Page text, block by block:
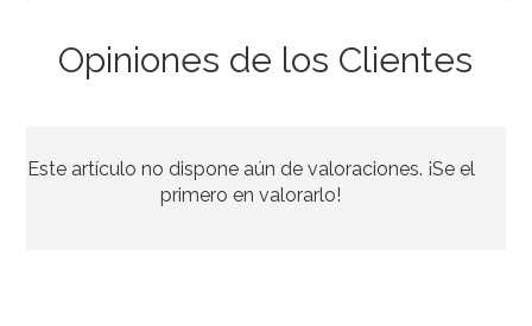
37,95€ 33,39€
Opiniones de los Clientes
Este artículo no dispone aún de valoraciones. ¡Se el
primero en valorarlo!